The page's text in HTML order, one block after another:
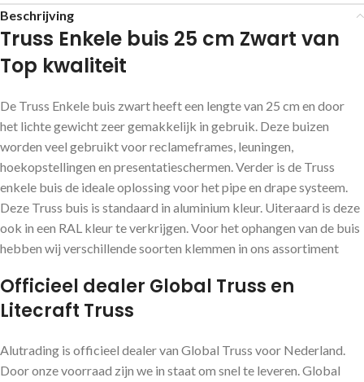
Beschrijving
Truss Enkele buis 25 cm Zwart van
Top kwaliteit
De Truss Enkele buis zwart heeft een lengte van 25 cm en door
het lichte gewicht zeer gemakkelijk in gebruik. Deze buizen
worden veel gebruikt voor reclameframes, leuningen,
hoekopstellingen en presentatieschermen. Verder is de Truss
enkele buis de ideale oplossing voor het pipe en drape systeem.
Deze Truss buis is standaard in aluminium kleur. Uiteraard is deze
ook in een RAL kleur te verkrijgen. Voor het ophangen van de buis
hebben wij verschillende soorten klemmen in ons assortiment
Officieel dealer Global Truss en
Litecraft Truss
Alutrading is officieel dealer van Global Truss voor Nederland.
Door onze voorraad zijn we in staat om snel te leveren. Global